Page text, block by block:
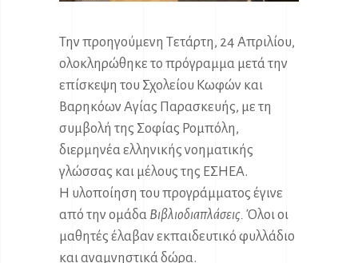
Την προηγούμενη Τετάρτη, 24 Απριλίου,
ολοκληρώθηκε το πρόγραμμα μετά την
επίσκεψη του Σχολείου Κωφών και
Βαρηκόων Αγίας Παρασκευής, με τη
συμβολή της Σοφίας Ρομπόλη,
διερμηνέα ελληνικής νοηματικής
γλώσσας και μέλους της ΕΣΗΕΑ.
Η υλοποίηση του προγράμματος έγινε
από την ομάδα Βιβλιοδιαπλάσεις. Όλοι οι
μαθητές έλαβαν εκπαιδευτικό φυλλάδιο
και αναμνηστικά δώρα.